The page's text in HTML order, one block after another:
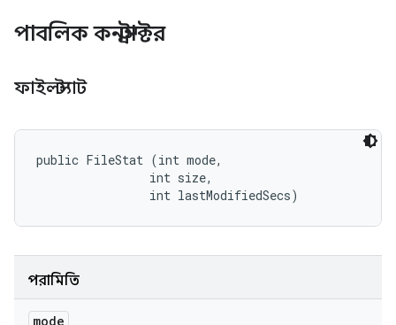
পাবলিক কনস্ট্রাক্টর
ফাইলস্ট্যাট
public FileStat (int mode,
                int size,
                int lastModifiedSecs)
পরামিতি
mode